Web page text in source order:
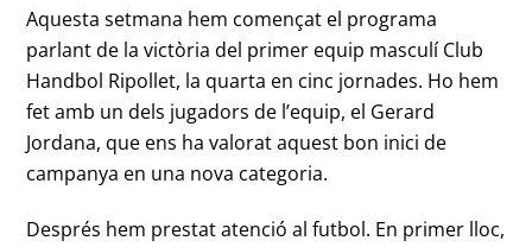
Aquesta setmana hem començat el programa
parlant de la victòria del primer equip masculí Club
Handbol Ripollet, la quarta en cinc jornades. Ho hem
fet amb un dels jugadors de l’equip, el Gerard
Jordana, que ens ha valorat aquest bon inici de
campanya en una nova categoria.
Després hem prestat atenció al futbol. En primer lloc,